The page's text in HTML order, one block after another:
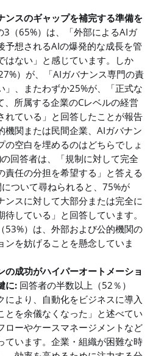
ンスのギャップを補完する準備を
3（65%）は、「外部によるAIガ
予想されるAIの爆発的な成長を管
はない」と感じています。しか
）が、「AIガバナンス専門の責
」、またわずか25%が、「正式な
、所属する企業のCレベルの経営
れている」と回答したことが報告
機関または民間企業、AIガバナン
の空白を埋めるのはどちらでしょ
回答者は、「規制に対して完全
責任の分担を希望する」と答える
ついて尋ねられると、75%が
ンスに対して大部分または完全に
している」と回答しています。
53%）は、外部および公的機関の
ンを妨げることを懸念していま
の成功がハイパーオートメーショ
に: 回答者の半数以上（52％）
により、自動化をビジネスに導入
とを余儀なくなった」と述べてい
ローやケースマネージメントなど
ています。企業・組織が困難な時